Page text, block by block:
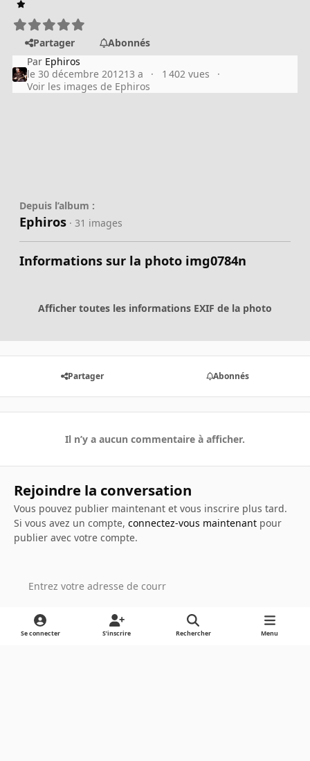
Partager
Abonnés
Par Ephiros
le 30 décembre 201213 a
1 402 vues
Voir les images de Ephiros
Depuis l’album :
Ephiros · 31 images
Informations sur la photo img0784n
Afficher toutes les informations EXIF de la photo
Partager Abonnés
Il n’y a aucun commentaire à afficher.
Rejoindre la conversation
Vous pouvez publier maintenant et vous inscrire plus tard.
Si vous avez un compte, connectez-vous maintenantpour
publier avec votre compte.
Ajouter un commentaire…
Se connecter S’inscrire Rechercher Menu